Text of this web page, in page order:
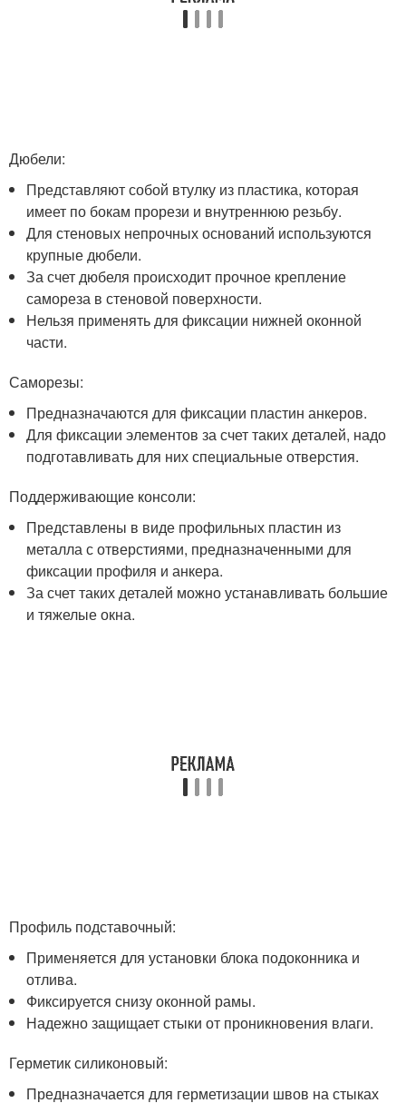
Дюбели:
Представляют собой втулку из пластика, которая
имеет по бокам прорези и внутреннюю резьбу.
Для стеновых непрочных оснований используются
крупные дюбели.
За счет дюбеля происходит прочное крепление
самореза в стеновой поверхности.
Нельзя применять для фиксации нижней оконной
части.
Саморезы:
Предназначаются для фиксации пластин анкеров.
Для фиксации элементов за счет таких деталей, надо
подготавливать для них специальные отверстия.
Поддерживающие консоли:
Представлены в виде профильных пластин из
металла с отверстиями, предназначенными для
фиксации профиля и анкера.
За счет таких деталей можно устанавливать большие
и тяжелые окна.
Профиль подставочный:
Применяется для установки блока подоконника и
отлива.
Фиксируется снизу оконной рамы.
Надежно защищает стыки от проникновения влаги.
Герметик силиконовый:
Предназначается для герметизации швов на стыках